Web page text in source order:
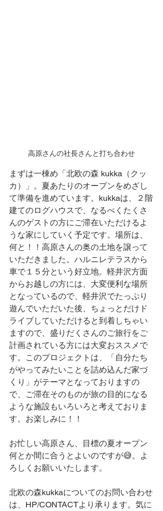
高原さんの社長さんと打ち合わせ
まずは一棟め「北欧の森 kukka（クッ
カ）」。夏あたりのオープンをめざし
て準備を進めています。kukkaは、２階
建てのログハウスで、なるべくたくさ
んのゲストの方にご滞在いただけるよ
うな家にしていく予定です。場所は、
何と！！高原さんの奥の土地を譲って
いただきました。ハルニレテラスから
車で１５分という好立地。軽井沢方面
からお越しの方には、大変便利な場所
となっているので、軽井沢でたっぷり
遊んでいただいた後、ちょっとだけド
ライブしていただけると到着しちゃい
ますので、盛りだくさんのご旅行をご
計画されている方には大変おススメで
す。このプロジェクトは、「自分たち
がやってみたいことを詰め込んだ家づ
くり」がテーマとなっておりますの
で、ご滞在そのものが旅の目的になる
ような施設もいろいろと考えておりま
す。お楽しみに！！
お忙しい高原さん、目標の夏オープン
何とか間に合うとよいのですが😅。よ
ろしくお願いいたします。
北欧の森kukkaについてのお問い合わせ
は、HP/CONTACTより承ります。気に